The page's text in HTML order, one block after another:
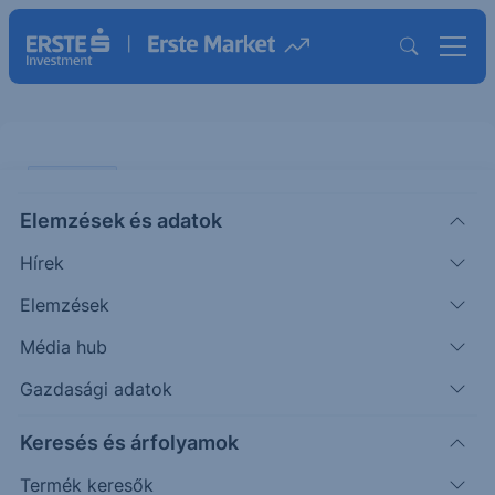
Elemzések és adatok
Hírek
Elemzések
Média hub
Gazdasági adatok
Keresés és árfolyamok
Termék keresők
Kína kereskedelmi háborúja
Miután múlt hét csütörtökön Kína bejelentette,
hogy szigorítja a ritkaföldfémek exportját, Donald